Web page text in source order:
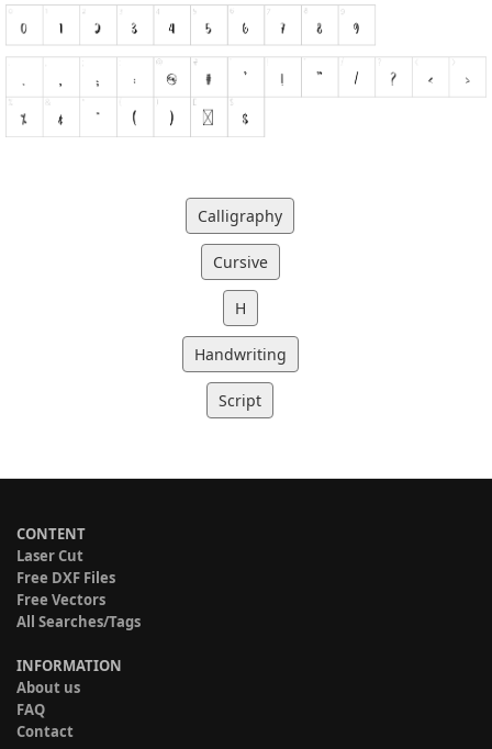
Calligraphy
Cursive
H
Handwriting
Script
CONTENT
Laser Cut
Free DXF Files
Free Vectors
All Searches/Tags
INFORMATION
About us
FAQ
Contact